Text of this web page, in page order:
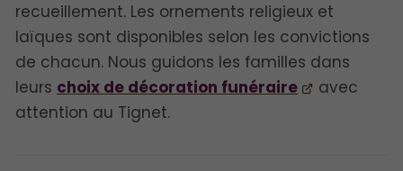
recueillement. Les ornements religieux et
laïques sont disponibles selon les convictions
de chacun. Nous guidons les familles dans
leurs choix de décoration funéraire
avec
attention au Tignet.